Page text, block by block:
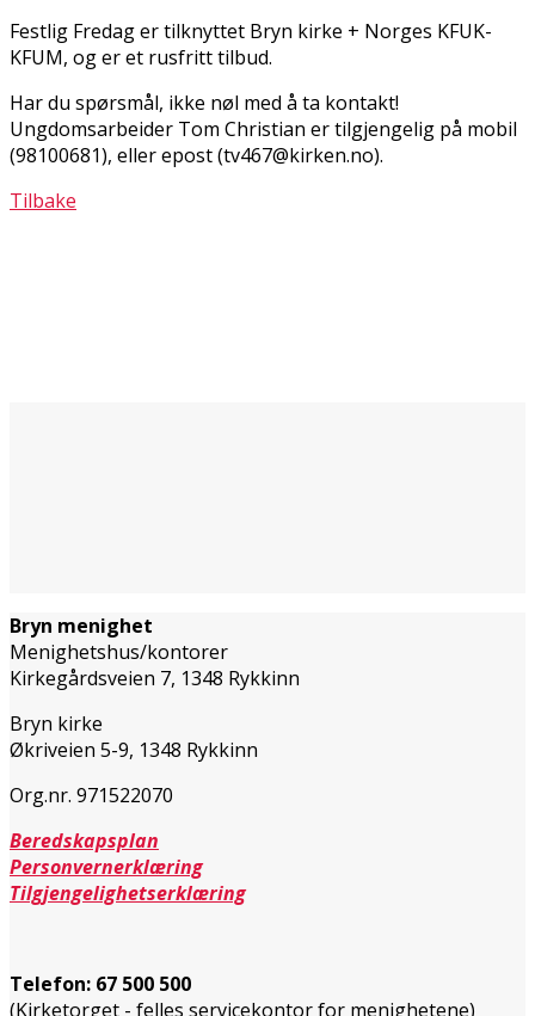
Festlig Fredag er tilknyttet Bryn kirke + Norges KFUK-
KFUM, og er et rusfritt tilbud.
Har du spørsmål, ikke nøl med å ta kontakt!
Ungdomsarbeider Tom Christian er tilgjengelig på mobil
(98100681), eller epost (tv467@kirken.no).
Tilbake
Bryn menighet
Menighetshus/kontorer
Kirkegårdsveien 7, 1348 Rykkinn
Bryn kirke
Økriveien 5-9, 1348 Rykkinn
Org.nr. 971522070
Beredskapsplan
Personvernerklæring
Tilgjengelighetserklæring
Telefon: 67 500 500
(Kirketorget - felles servicekontor for menighetene)